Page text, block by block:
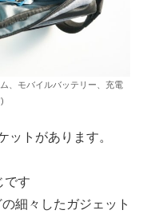
、モバイルバッテリー、充電
ットがあります。
です
細々したガジェット